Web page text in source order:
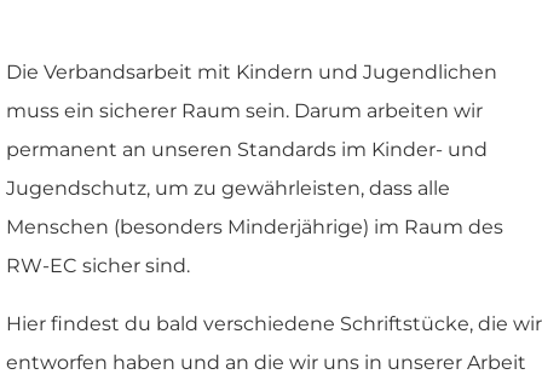
Die Verbandsarbeit mit Kindern und Jugendlichen
muss ein sicherer Raum sein. Darum arbeiten wir
permanent an unseren Standards im Kinder- und
Jugendschutz, um zu gewährleisten, dass alle
Menschen (besonders Minderjährige) im Raum des
RW-EC sicher sind.
Hier findest du bald verschiedene Schriftstücke, die wir
entworfen haben und an die wir uns in unserer Arbeit